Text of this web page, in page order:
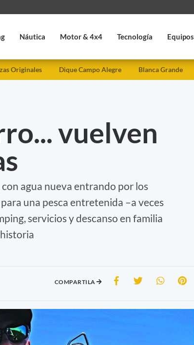
Náutica Motor & 4x4 Tecnología Equipos
Originales Dique Campo Alegre Blanca Grande
vuelven
agua nueva entrando por los
una pesca entretenida –a veces
servicios y descanso en familia
COMPARTILA